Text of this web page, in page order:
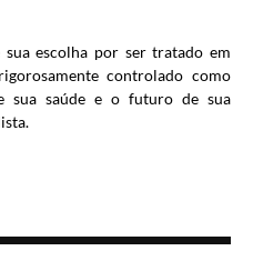
sua escolha por ser tratado em
controlado como
sua saúde e o futuro de sua